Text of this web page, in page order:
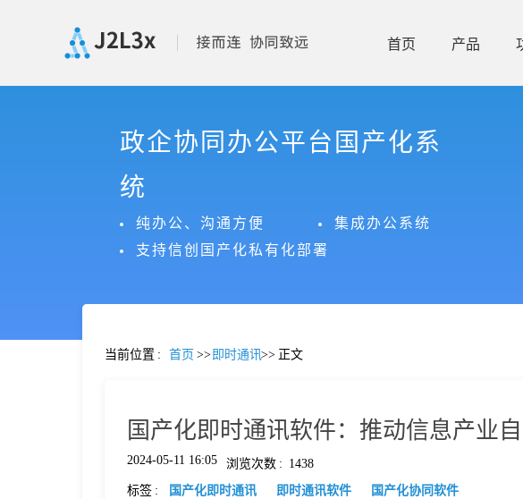
首页 产品
政企协同办公平台国产化系
统
纯办公、沟通方便
集成办公系统
支持信创国产化私有化部署
当前位置 : 首页 >> 即时通讯>> 正文
国产化即时通讯软件：推动信息产业
2024-05-11 16:05 浏览次数 : 1438
标签 : 国产化即时通讯 即时通讯软件 国产化协同软件